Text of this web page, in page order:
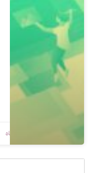
بدون دیدگاه